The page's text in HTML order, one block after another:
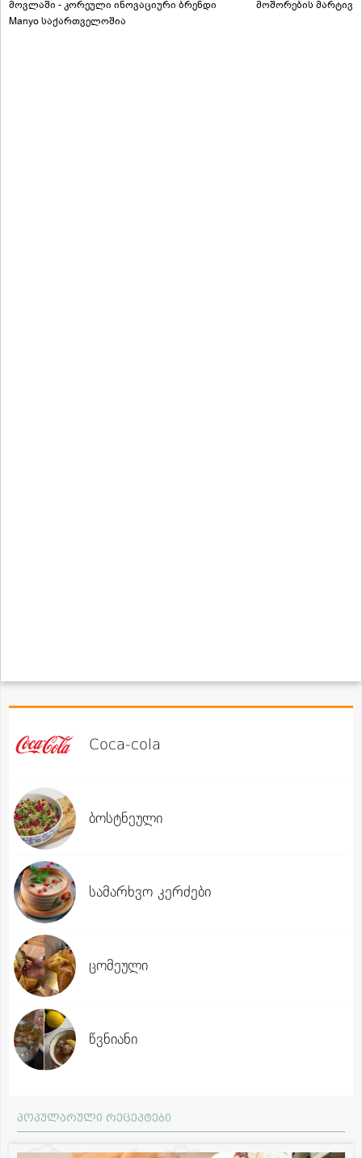
მოვლაში - კორეული ინოვაციური ბრენდი
Manyo საქართველოშია
მოშორების
Coca-cola
ბოსტნეული
სამარხვო კერძები
ცომეული
წვნიანი
პოპულარული რეცეპტები